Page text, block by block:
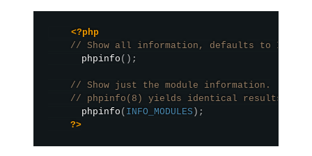
<?php
// Show all information, defaults to
phpinfo ( ) ;
// Show just the module information.
// phpinfo(8) yields identical results.
phpinfo ( INFO_MODULES ) ;
?>